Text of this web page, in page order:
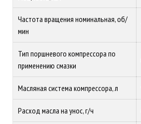
Частота вращения номинальная, об/
мин
Тип поршневого компрессора по
применению смазки
Масляная система компрессора, л
Расход масла на унос, г/ч